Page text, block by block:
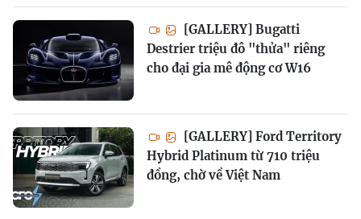
[GALLERY] Bugatti
Destrier triệu đô "thửa" riêng
cho đại gia mê động cơ W16
[GALLERY] Ford Territory
Hybrid Platinum từ 710 triệu
đồng, chờ về Việt Nam